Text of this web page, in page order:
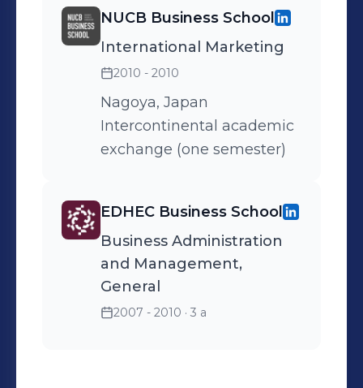
NUCB Business School
International Marketing
2010 - 2010
Nagoya, Japan
Intercontinental academic
exchange (one semester)
EDHEC Business School
Business Administration
and Management,
General
2007 - 2010 · 3 a